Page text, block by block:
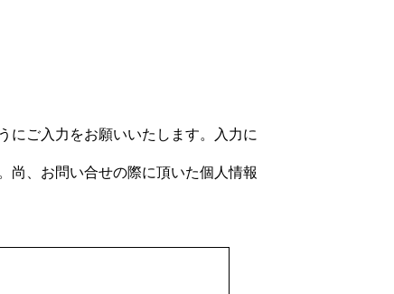
にご入力をお願いいたします。入力に
尚、お問い合せの際に頂いた個人情報